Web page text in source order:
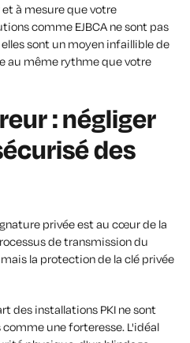
à mesure que votre
comme EJBCA ne sont pas
sont un moyen infaillible de
au même rythme que votre
: négliger
des
privée est au cœur de la
de transmission du
la protection de la clé privée
des installations PKI ne sont
une forteresse. L'idéal